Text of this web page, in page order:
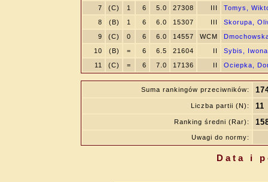
7
(C) 1 6 5.0 27308 III
Tomys,
8
(B) 1 6 6.0 15307 III
Skorupa,
9
(C) 0 6 6.0 14557 WCM
10
(B) = 6 6.5 21604 II
Sybis, Iwona
11
(C) = 6 7.0 17136 II Ociepka,
Suma rankingów przeciwników:
Liczba partii (N): 11
Ranking średni (Rar):
Uwagi do normy:
Data i